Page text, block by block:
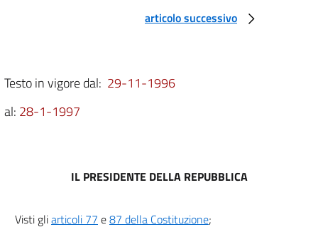
articolo successivo
Testo in vigore dal: 29-11-1996
al: 28-1-1997
IL PRESIDENTE DELLA REPUBBLICA
Visti gliarticoli 77 e87 della Costituzione;